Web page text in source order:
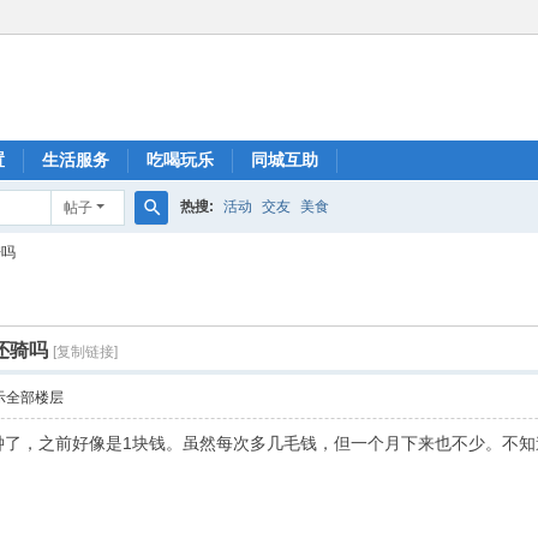
生活服务 吃喝玩乐 同城互助
帖子 热搜: 活动 交友 美食
骑吗 [复制链接]
全部楼层
，之前好像是1块钱。虽然每次多几毛钱，但一个月下来也不少。不